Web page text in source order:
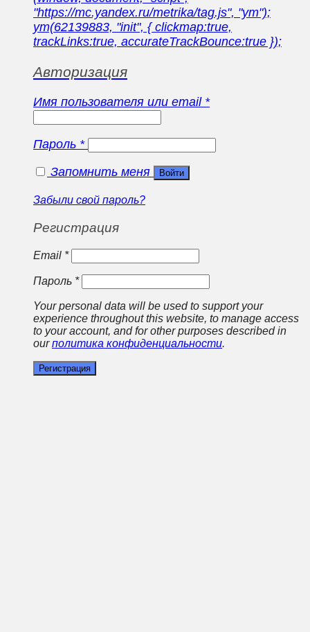
"https://mc.yandex.ru/metrika/tag.js", "ym");
ym(62139883, "init", { clickmap:true,
trackLinks:true, accurateTrackBounce:true });
Авторизация
Имя пользователя или email *
Пароль *
Запомнить меня
Войти
Забыли свой пароль?
Регистрация
Email *
Пароль *
Your personal data will be used to support your
experience throughout this website, to manage access
to your account, and for other purposes described in
ourполитика конфиденциальности.
Регистрация